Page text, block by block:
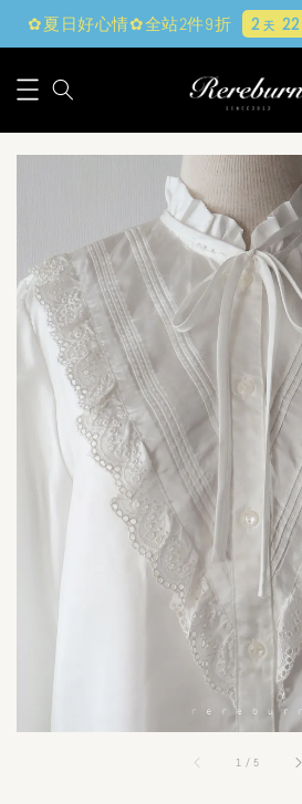
✿夏日好心情✿全站2件9折 2天 22
1 /5